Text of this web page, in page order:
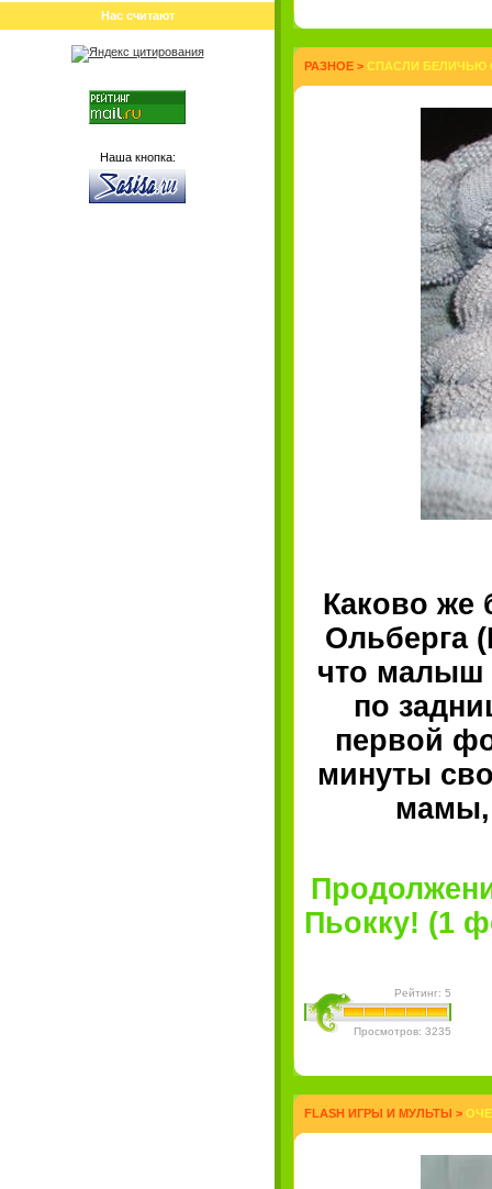
Нас считают
Наша кнопка:
РАЗНОЕ > СПАСЛИ БЕЛИЧЬЮ
Каково же
Ольберга
что малыш
по
первой
минуты
мамы,
Пьокку! (1
Рейтинг: 5
Просмотров: 3235
FLASH ИГРЫ И МУЛЬТЫ >